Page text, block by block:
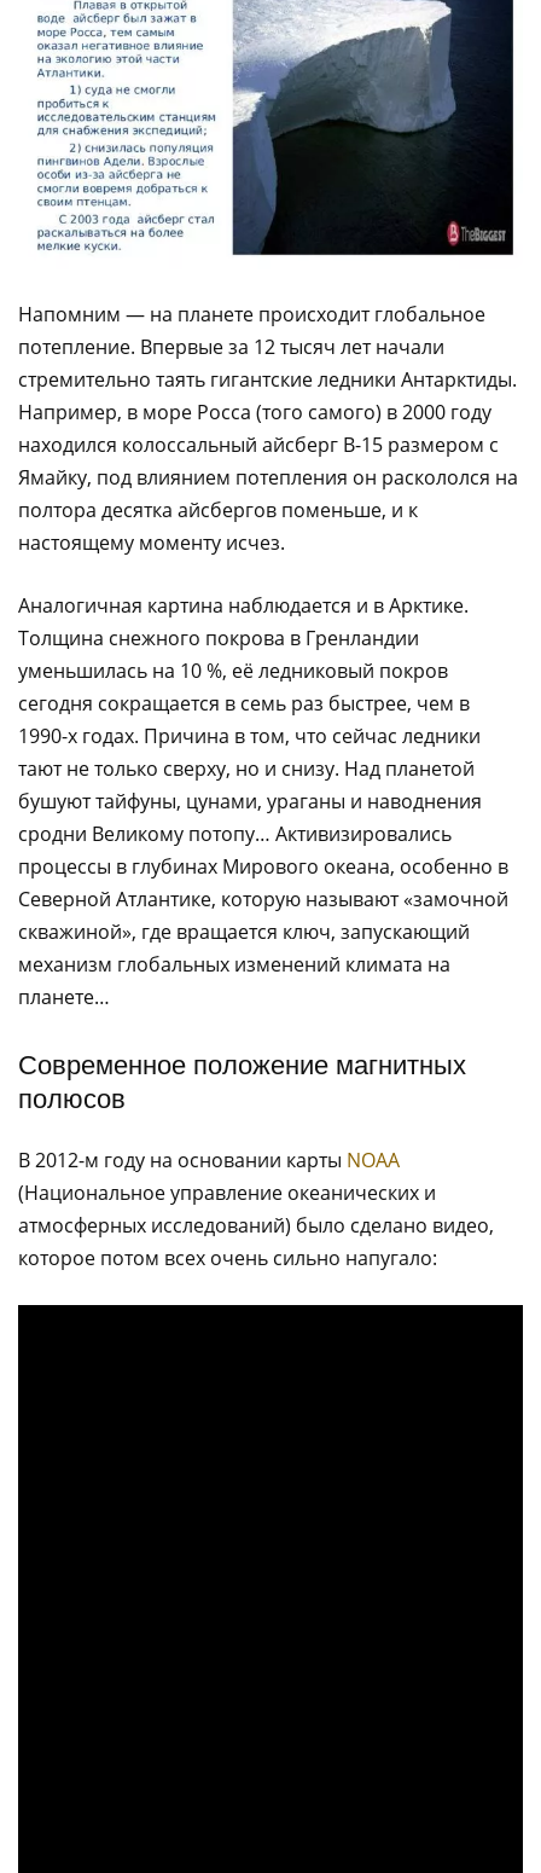
Напомним — на планете происходит глобальное
потепление. Впервые за 12 тысяч лет начали
стремительно таять гигантские ледники Антарктиды.
Например, в море Росса (того самого) в 2000 году
находился колоссальный айсберг B-15 размером с
Ямайку, под влиянием потепления он раскололся на
полтора десятка айсбергов поменьше, и к
настоящему моменту исчез.
Аналогичная картина наблюдается и в Арктике.
Толщина снежного покрова в Гренландии
уменьшилась на 10 %, её ледниковый покров
сегодня сокращается в семь раз быстрее, чем в
1990-х годах. Причина в том, что сейчас ледники
тают не только сверху, но и снизу. Над планетой
бушуют тайфуны, цунами, ураганы и наводнения
сродни Великому потопу… Активизировались
процессы в глубинах Мирового океана, особенно в
Северной Атлантике, которую называют «замочной
скважиной», где вращается ключ, запускающий
механизм глобальных изменений климата на
планете…
Современное положение магнитных
полюсов
В 2012-м году на основании карты NOAA
(Национальное управление океанических и
атмосферных исследований) было сделано видео,
которое потом всех очень сильно напугало: